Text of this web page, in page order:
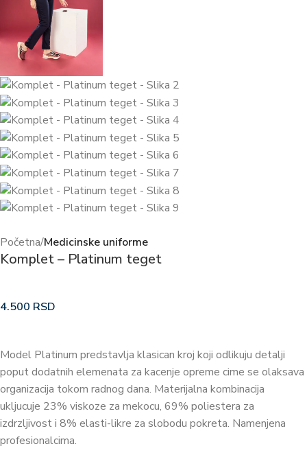
Početna Medicinske uniforme
Komplet – Platinum teget
4.500 RSD
Model Platinum predstavlja klasican kroj koji odlikuju detalji
poput dodatnih elemenata za kacenje opreme cime se olaksava
organizacija tokom radnog dana. Materijalna kombinacija
ukljucuje 23% viskoze za mekocu, 69% poliestera za
izdrzljivost i 8% elasti-likre za slobodu pokreta. Namenjena
profesionalcima.